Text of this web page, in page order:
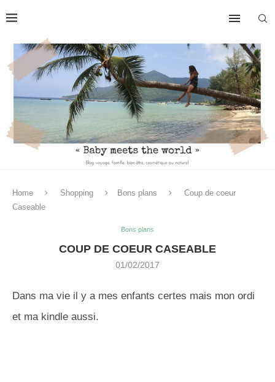
Home Shopping Bons plans
Coup de coeur
Caseable
Bons plans
COUP DE COEUR CASEABLE
01/02/2017
Dans ma vie il y a mes enfants certes mais mon ordi
et ma kindle aussi.